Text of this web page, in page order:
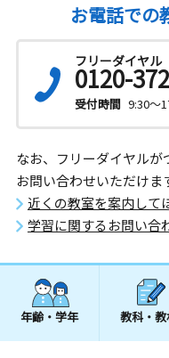
お電話での
フリーダイヤル
0120-
受付時間 9:30～
なお、フリーダイヤル
お問い合わせいただけま
近くの教室を案内して
学習に関するお問い合
年齢・学年 教科・